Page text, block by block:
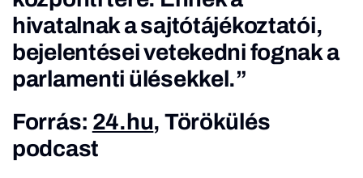
hivatalnak a sajtótájékoztatói,
bejelentései vetekedni fognak a
parlamenti ülésekkel.”
Forrás: 24.hu, Törökülés
podcast